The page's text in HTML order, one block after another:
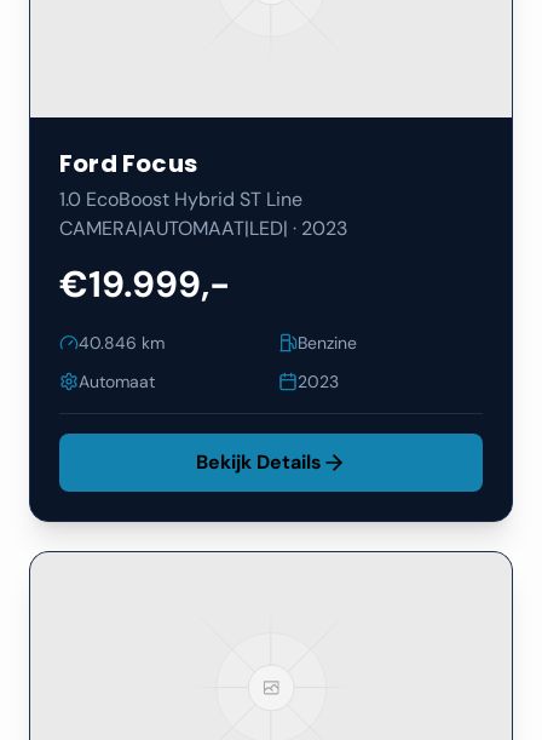
Ford Focus
1.0 EcoBoost Hybrid ST Line
CAMERA|AUTOMAAT|LED| · 2023
€19.999,-
40.846 km
Benzine
Automaat
2023
Bekijk Details